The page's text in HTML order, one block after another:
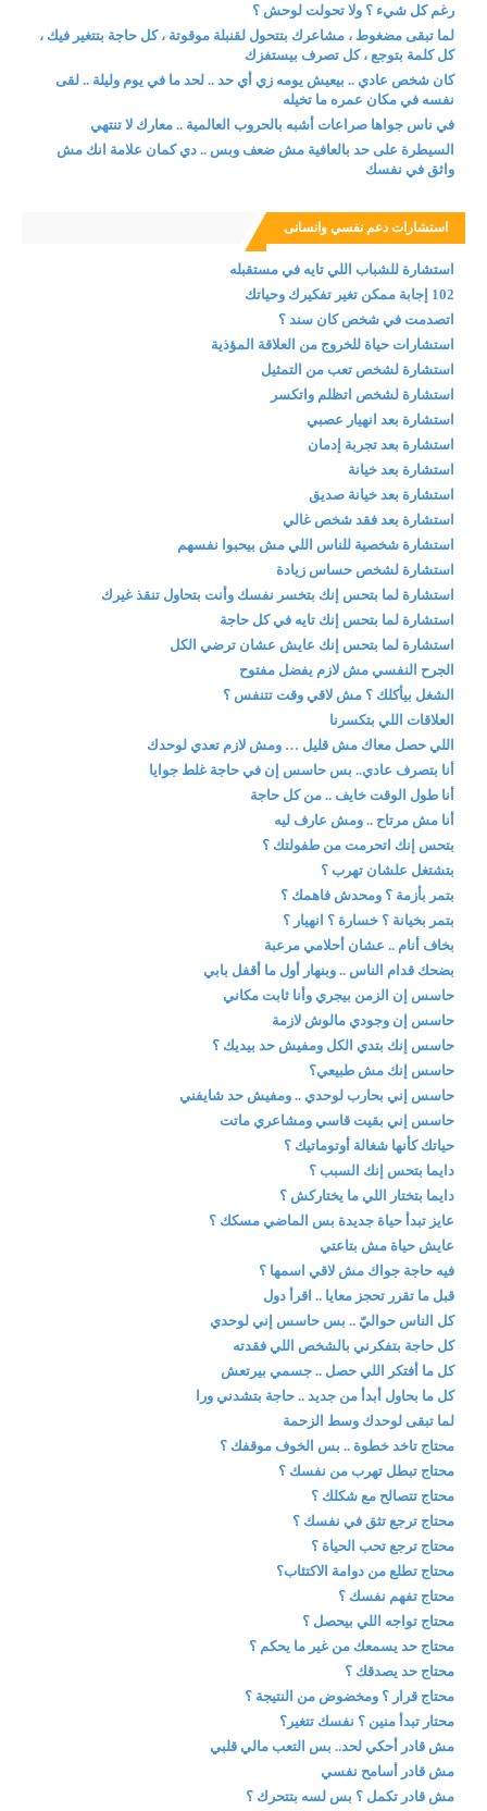
رغم كل شيء ؟ ولا تحولت لوحش ؟
لما تبقى مضغوط ، مشاعرك بتتحول لقنبلة موقوتة ، كل حاجة بتتغير فيك ،
كل كلمة بتوجع ، كل تصرف بيستفزك
كان شخص عادي .. بيعيش يومه زي أي حد .. لحد ما في يوم وليلة .. لقى
نفسه في مكان عمره ما تخيله
في ناس جواها صراعات أشبه بالحروب العالمية .. معارك لا تنتهي
السيطرة على حد بالعافية مش ضعف وبس .. دي كمان علامة انك مش
واثق في نفسك
استشارات دعم نفسي وانسانى
استشارة للشباب اللي تايه في مستقبله
102 إجابة ممكن تغير تفكيرك وحياتك
اتصدمت في شخص كان سند ؟
استشارات حياة للخروج من العلاقة المؤذية
استشارة لشخص تعب من التمثيل
استشارة لشخص اتظلم واتكسر
استشارة بعد انهيار عصبي
استشارة بعد تجربة إدمان
استشارة بعد خيانة
استشارة بعد خيانة صديق
استشارة بعد فقد شخص غالي
استشارة شخصية للناس اللي مش بيحبوا نفسهم
استشارة لشخص حساس زيادة
استشارة لما بتحس إنك بتخسر نفسك وأنت بتحاول تنقذ غيرك
استشارة لما بتحس إنك تايه في كل حاجة
استشارة لما بتحس إنك عايش عشان ترضي الكل
الجرح النفسي مش لازم يفضل مفتوح
الشغل بيأكلك ؟ مش لاقي وقت تتنفس ؟
العلاقات اللي بتكسرنا
اللي حصل معاك مش قليل … ومش لازم تعدي لوحدك
أنا بتصرف عادي.. بس حاسس إن في حاجة غلط جوايا
أنا طول الوقت خايف .. من كل حاجة
أنا مش مرتاح .. ومش عارف ليه
بتحس إنك اتحرمت من طفولتك ؟
بتشتغل علشان تهرب ؟
بتمر بأزمة ؟ ومحدش فاهمك ؟
بتمر بخيانة ؟ خسارة ؟ انهيار ؟
بخاف أنام .. عشان أحلامي مرعبة
بضحك قدام الناس .. وبنهار أول ما أقفل بابي
حاسس إن الزمن بيجري وأنا ثابت مكاني
حاسس إن وجودي مالوش لازمة
حاسس إنك بتدي الكل ومفيش حد بيديك ؟
حاسس إنك مش طبيعي؟
حاسس إني بحارب لوحدي .. ومفيش حد شايفني
حاسس إني بقيت قاسي ومشاعري ماتت
حياتك كأنها شغالة أوتوماتيك ؟
دايما بتحس إنك السبب ؟
دايما بتختار اللي ما يختاركش ؟
عايز تبدأ حياة جديدة بس الماضي مسكك ؟
عايش حياة مش بتاعتي
فيه حاجة جواك مش لاقي اسمها ؟
قبل ما تقرر تحجز معايا .. اقرأ دول
كل الناس حواليّ .. بس حاسس إني لوحدي
كل حاجة بتفكرني بالشخص اللي فقدته
كل ما أفتكر اللي حصل .. جسمي بيرتعش
كل ما بحاول أبدأ من جديد .. حاجة بتشدني ورا
لما تبقى لوحدك وسط الزحمة
محتاج تاخد خطوة .. بس الخوف موقفك ؟
محتاج تبطل تهرب من نفسك ؟
محتاج تتصالح مع شكلك ؟
محتاج ترجع تثق في نفسك ؟
محتاج ترجع تحب الحياة ؟
محتاج تطلع من دوامة الاكتئاب؟
محتاج تفهم نفسك ؟
محتاج تواجه اللي بيحصل ؟
محتاج حد يسمعك من غير ما يحكم ؟
محتاج حد يصدقك ؟
محتاج قرار ؟ ومخضوض من النتيجة ؟
محتار تبدأ منين ؟ نفسك تتغير؟
مش قادر أحكي لحد.. بس التعب مالي قلبي
مش قادر أسامح نفسي
مش قادر تكمل ؟ بس لسه بتتحرك ؟